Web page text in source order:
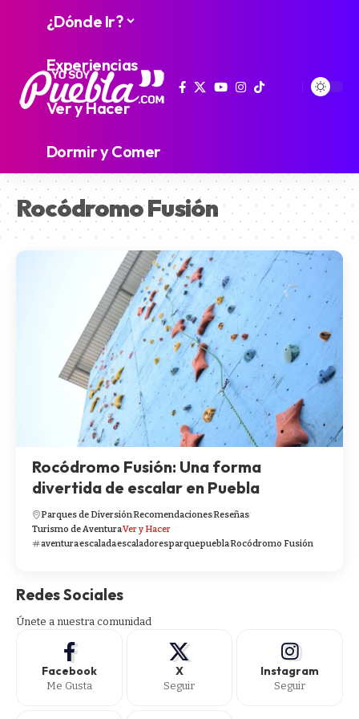
¿Dónde Ir?
Experiencias
Ver y Hacer
Dormir y Comer
Rocódromo Fusión
Rocódromo Fusión: Una forma
divertida de escalar en Puebla
Parques de DiversiónRecomendacionesReseñas
Turismo de AventuraVer y Hacer
aventuraescaladaescaladoresparquepueblaRocódromo Fusión
Redes Sociales
Únete a nuestra comunidad
Facebook
Me Gusta
X
Seguir
Instagram
Seguir